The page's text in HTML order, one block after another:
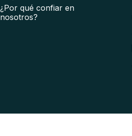
¿Por qué confiar en
nosotros?